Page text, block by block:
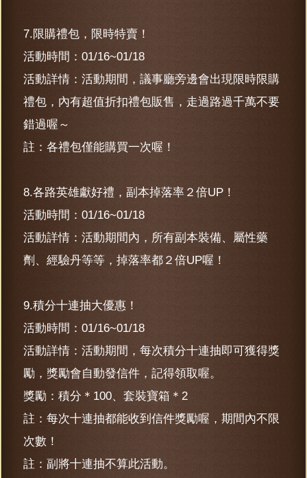
7.限購禮包，限時特賣！
活動時間：01/16~01/18
活動詳情：活動期間，議事廳旁邊會出現限時限購
禮包，內有超值折扣禮包販售，走過路過千萬不要
錯過喔～
註：各禮包僅能購買一次喔！
8.各路英雄獻好禮，副本掉落率２倍UP！
活動時間：01/16~01/18
活動詳情：活動期間內，所有副本裝備、屬性藥
劑、經驗丹等等，掉落率都２倍UP喔！
9.積分十連抽大優惠！
活動時間：01/16~01/18
活動詳情：活動期間，每次積分十連抽即可獲得獎
勵，獎勵會自動發信件，記得領取喔。
獎勵：積分＊100、套裝寶箱＊2
註：每次十連抽都能收到信件獎勵喔，期間內不限
次數！
註：副將十連抽不算此活動。